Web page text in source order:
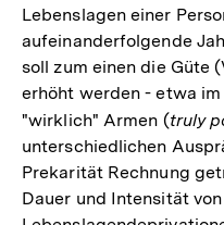
Lebenslagen einer
aufeinanderfolgende
soll zum einen die Güte
erhöht werden - etwa
"wirklich" Armen (truly
unterschiedlichen
Prekarität Rechnung
Dauer und Intensität